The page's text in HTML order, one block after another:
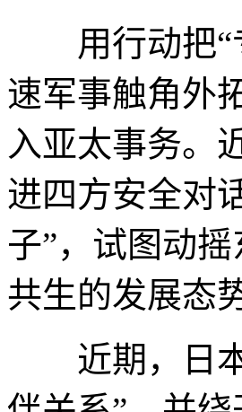
用行动把“
速军事触角外
入亚太事务。
进四方安全对
子”，试图动
共生的发展态
近期，日本